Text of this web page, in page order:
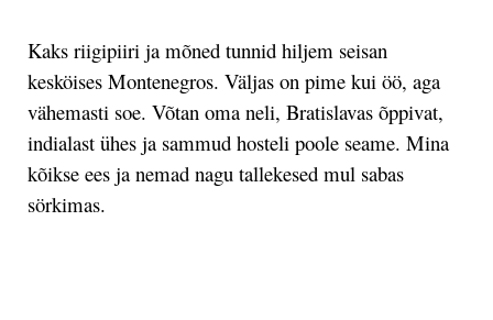
Kaks riigipiiri ja mõned tunnid hiljem seisan
kesköises Montenegros. Väljas on pime kui öö, aga
vähemasti soe. Võtan oma neli, Bratislavas õppivat,
indialast ühes ja sammud hosteli poole seame. Mina
kõikse ees ja nemad nagu tallekesed mul sabas
sörkimas.